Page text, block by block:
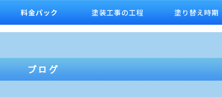
料金パック 塗装工事の工程 塗り替え時期